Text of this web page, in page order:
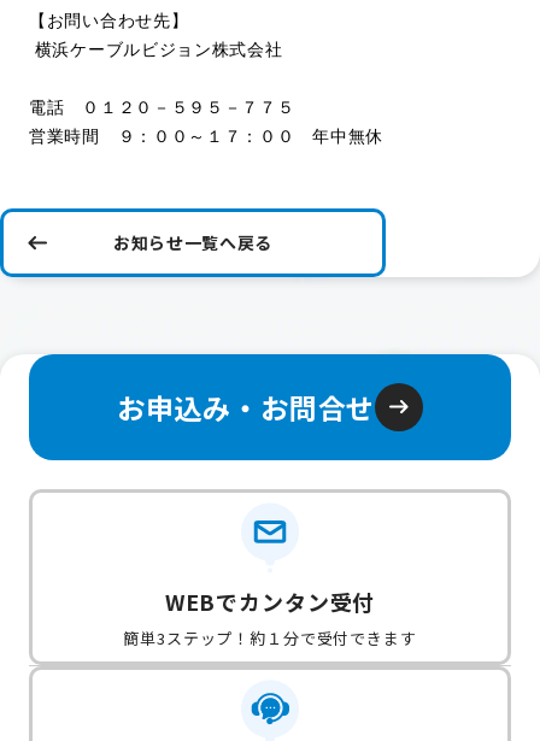
【お問い合わせ先】
横浜ケーブルビジョン株式会社
電話 ０１２０－５９５－７７５
営業時間 ９：００～１７：００ 年中無休
お知らせ一覧へ戻る
お申込み・お問合せ
WEBでカンタン受付
簡単3ステップ！約１分で受付できます